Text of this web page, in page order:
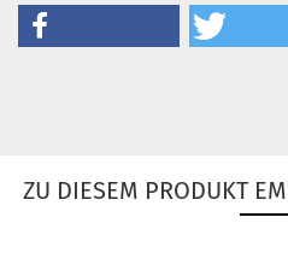
ZU DIESEM PRODUKT